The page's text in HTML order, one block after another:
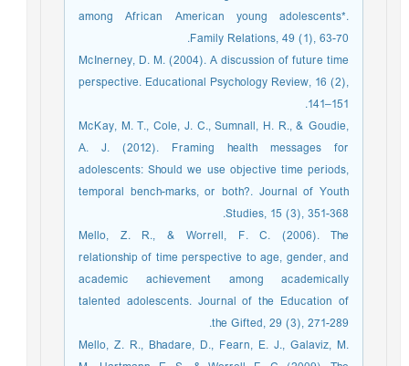
among African American young adolescents*.
Family Relations, 49 (1), 63-70.
McInerney, D. M. (2004). A discussion of future time
perspective. Educational Psychology Review, 16 (2),
141–151.
McKay, M. T., Cole, J. C., Sumnall, H. R., & Goudie,
A. J. (2012). Framing health messages for
adolescents: Should we use objective time periods,
temporal bench-marks, or both?. Journal of Youth
Studies, 15 (3), 351-368.
Mello, Z. R., & Worrell, F. C. (2006). The
relationship of time perspective to age, gender, and
academic achievement among academically
talented adolescents. Journal of the Education of
the Gifted, 29 (3), 271-289.
Mello, Z. R., Bhadare, D., Fearn, E. J., Galaviz, M.